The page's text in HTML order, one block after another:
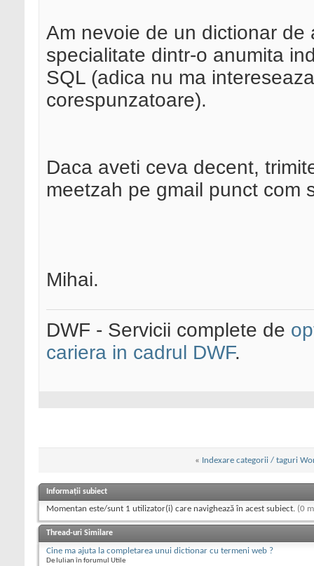
Am nevoie de un dictionar
specialitate dintr-o anumita
SQL (adica nu ma
corespunzatoare).
Daca aveti ceva decent,
meetzah pe gmail punct com
Mihai.
DWF - Servicii complete de
cariera in cadrul DWF.
« Indexare categorii / taguri
Informații subiect
Momentan este/sunt 1 utilizator(i) care navighează în acest subiect. (0
Thread-uri Similare
Cine ma ajuta la completarea unui dictionar cu termeni web ?
De Iulian în forumul Utile